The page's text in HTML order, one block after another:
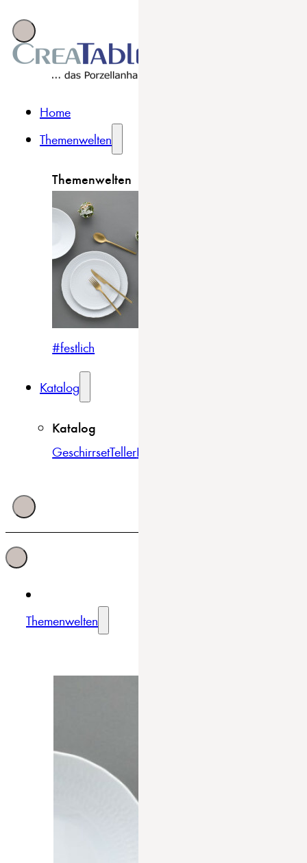
Home
Themenwelten
Themenwelten
#festlich
Katalog
Katalog
GeschirrsetTellerBowls & Schüsseln
Themenwelten